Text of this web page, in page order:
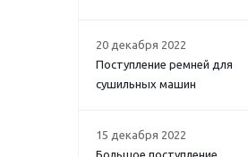
20 декабря 2022
Поступление ремней для
сушильных машин
15 декабря 2022
Большое поступление